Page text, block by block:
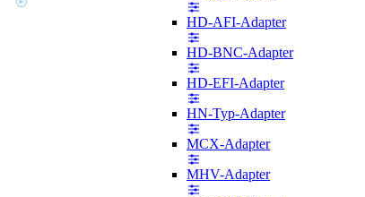
HD-AFI-Adapter
HD-BNC-Adapter
HD-EFI-Adapter
HN-Typ-Adapter
MCX-Adapter
MHV-Adapter